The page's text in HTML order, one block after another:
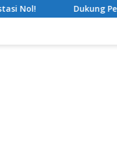
Pelaku Usaha Perikanan,